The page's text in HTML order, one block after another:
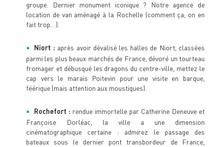
groupe. Dernier monument iconique ? Notre agence de
location de van aménagé à la Rochelle (comment ça, on en
fait trop…).
Niort : après avoir dévalisé les halles de Niort, classées
parmi les plus beaux marchés de France, dévoré un tourteau
fromager et débusqué les dragons du centre-ville, mettez le
cap vers le marais Poitevin pour une visite en barque,
féérique (mais attention aux moustiques).
Rochefort : rendue immortelle par Catherine Deneuve et
Françoise Dorléac, la ville a une dimension
cinématographique certaine : admirez le passage des
bateaux sous le dernier pont transbordeur de France,